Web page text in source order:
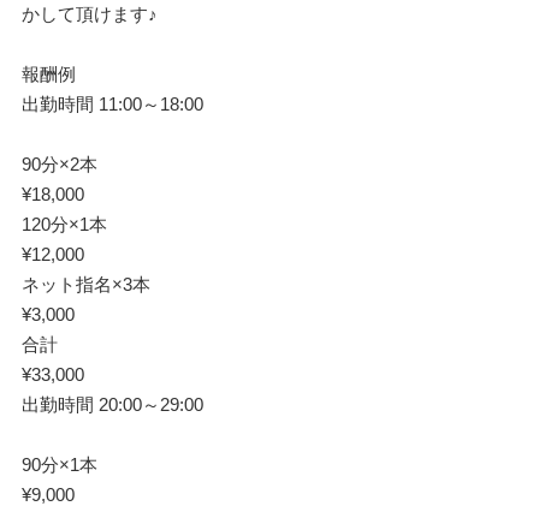
かして頂けます♪
報酬例
出勤時間 11:00～18:00
90分×2本
¥18,000
120分×1本
¥12,000
ネット指名×3本
¥3,000
合計
¥33,000
出勤時間 20:00～29:00
90分×1本
¥9,000